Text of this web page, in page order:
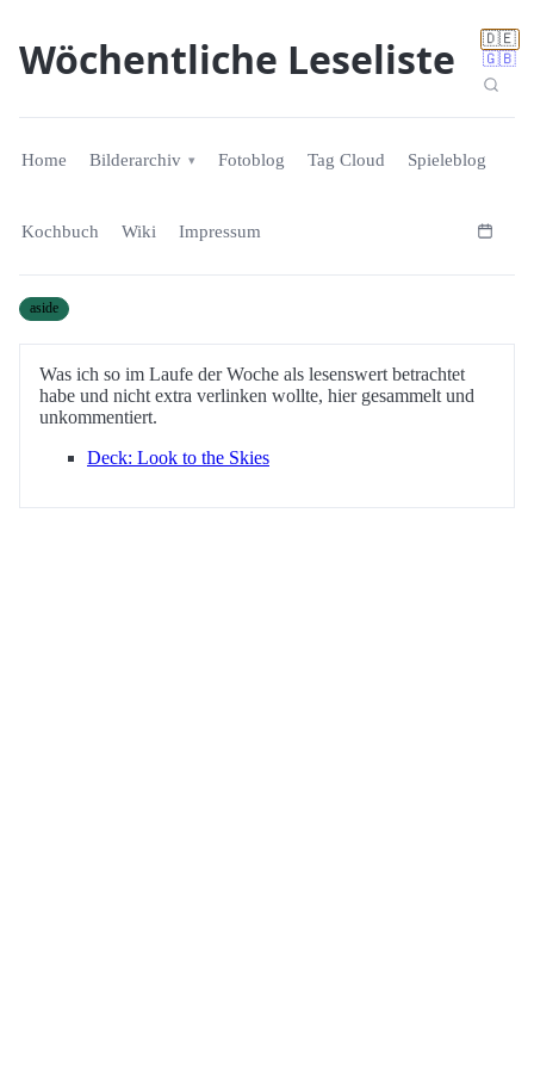
🇩🇪
🇬🇧
Wöchentliche Leseliste
Home Bilderarchiv Fotoblog Tag Cloud Spieleblog
Kochbuch Wiki Impressum
aside
Was ich so im Laufe der Woche als lesenswert betrachtet
habe und nicht extra verlinken wollte, hier gesammelt und
unkommentiert.
Deck: Look to the Skies